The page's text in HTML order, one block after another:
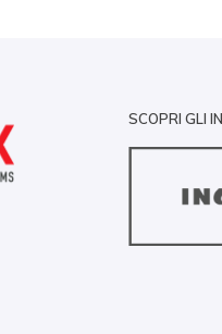
SCOPRI GLI